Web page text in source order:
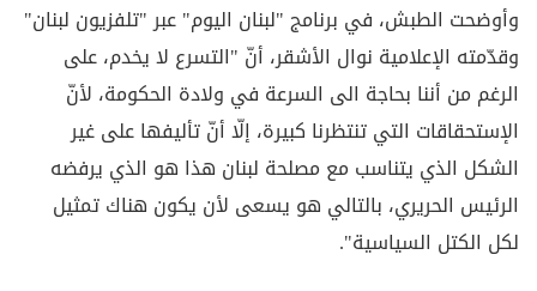
وأوضحت الطبش، في برنامج "لبنان اليوم" عبر "تلفزيون لبنان"
وقدّمته الإعلامية نوال الأشقر، أنّ "التسرع لا يخدم، على
الرغم من أننا بحاجة الى السرعة في ولادة الحكومة، لأنّ
الإستحقاقات التي تنتظرنا كبيرة، إلّا أنّ تأليفها على غير
الشكل الذي يتناسب مع مصلحة لبنان هذا هو الذي يرفضه
الرئيس الحريري، بالتالي هو يسعى لأن يكون هناك تمثيل
لكل الكتل السياسية".